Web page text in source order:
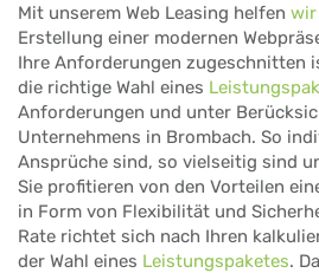
Mit unserem Web Leasing helfen wir
Erstellung einer modernen
Ihre Anforderungen zugeschnitten
die richtige Wahl eines
Anforderungen und unter
Unternehmens in Brombach. So
Ansprüche sind, so vielseitig sind
Sie profitieren von den Vorteilen
in Form von Flexibilität und
Rate richtet sich nach Ihren
der Wahl eines Leistungspaketes.